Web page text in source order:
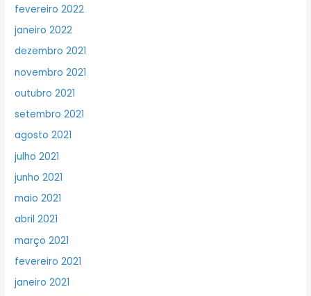
fevereiro 2022
janeiro 2022
dezembro 2021
novembro 2021
outubro 2021
setembro 2021
agosto 2021
julho 2021
junho 2021
maio 2021
abril 2021
março 2021
fevereiro 2021
janeiro 2021